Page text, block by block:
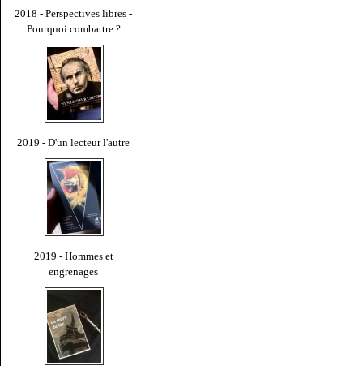
2018 - Perspectives libres -
Pourquoi combattre ?
2019 - D'un lecteur l'autre
2019 - Hommes et
engrenages